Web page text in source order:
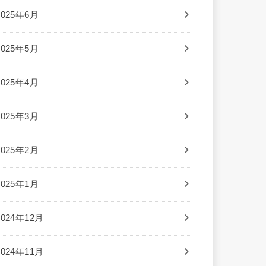
年6月
年5月
年4月
年3月
年2月
年1月
年12月
年11月